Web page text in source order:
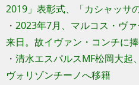
2019」表彰式、「カシャッサ
・ 2023年7月、マルコス・ヴ
来日。故イヴァン・コンチに
・ 清水エスパルスMF松岡大起
ヴォリゾンチーノへ移籍